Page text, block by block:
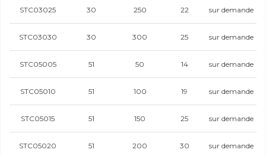
STC03025 30 250 22 sur demande
STC03030 30 300 25 sur demande
STC05005 51 50 14 sur demande
STC05010 51 100 19 sur demande
STC05015 51 150 25 sur demande
STC05020 51 200 30 sur demande